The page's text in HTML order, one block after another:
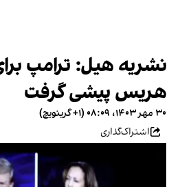
نشریه هیل: ترامپ
هریس پیشی گرفت
۳۰ مهر ۱۴۰۳، ۰۸:۰۹ (‎+۱ گرینویچ)
اشتراک‌گذاری